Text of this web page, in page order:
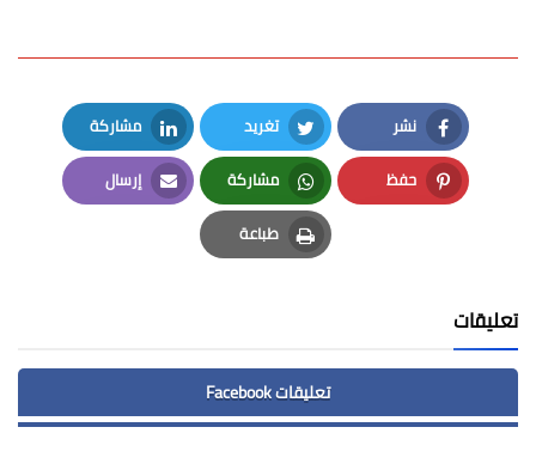
نشر
Facebook
تغريد
Twitter
مشاركة
LinkedIn
حفظ
Pinterest
مشاركة
Whatsapp
إرسال
Email
طباعة
Print
تعليقات
تعليقات Facebook